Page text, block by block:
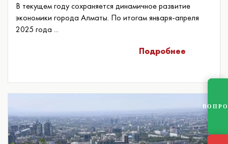
В текущем году сохраняется динамичное развитие
экономики города Алматы. По итогам января-апреля
2025 года ...
Подробнее